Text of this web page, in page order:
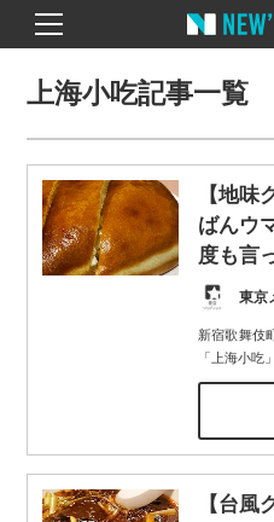
上海小吃記事一覧
【地味
ばんウ
度も言
東京
新宿歌舞伎
「上海小吃
【台風